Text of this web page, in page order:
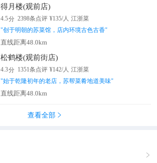
得月楼(观前店)
4.5分 2398条点评 ¥135/人 江浙菜
"创于明朝的苏菜馆，店内环境古色古香"
直线距离48.0km
松鹤楼(观前街店)
4.3分 1351条点评 ¥142/人 江浙菜
"始于乾隆初年的老店，苏帮菜肴地道美味"
直线距离48.0km
查看全部 
